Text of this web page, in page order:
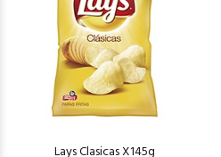
Lays Clasicas X145g